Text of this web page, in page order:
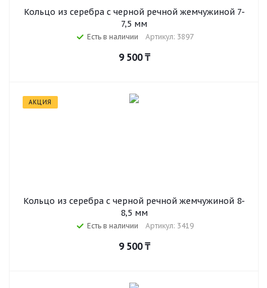
Кольцо из серебра с черной речной жемчужиной 7-
7,5 мм
Есть в наличии Артикул: 3897
9 500₸
АКЦИЯ
Кольцо из серебра с черной речной жемчужиной 8-
8,5 мм
Есть в наличии Артикул: 3419
9 500₸